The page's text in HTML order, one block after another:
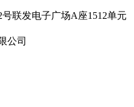
联发电子广场A座1512单元
公司